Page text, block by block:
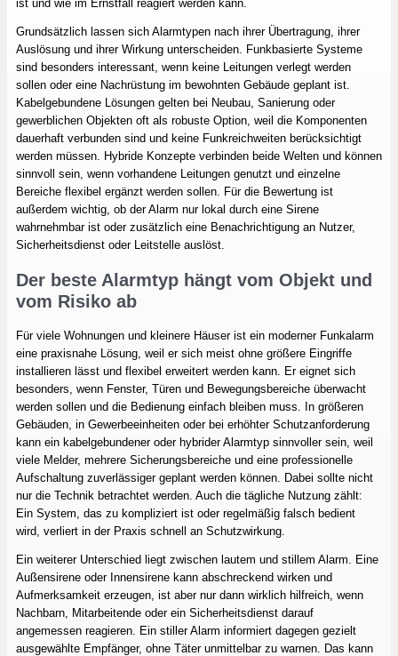
ist und wie im Ernstfall reagiert werden kann.
Grundsätzlich lassen sich Alarmtypen nach ihrer Übertragung, ihrer
Auslösung und ihrer Wirkung unterscheiden. Funkbasierte Systeme
sind besonders interessant, wenn keine Leitungen verlegt werden
sollen oder eine Nachrüstung im bewohnten Gebäude geplant ist.
Kabelgebundene Lösungen gelten bei Neubau, Sanierung oder
gewerblichen Objekten oft als robuste Option, weil die Komponenten
dauerhaft verbunden sind und keine Funkreichweiten berücksichtigt
werden müssen. Hybride Konzepte verbinden beide Welten und können
sinnvoll sein, wenn vorhandene Leitungen genutzt und einzelne
Bereiche flexibel ergänzt werden sollen. Für die Bewertung ist
außerdem wichtig, ob der Alarm nur lokal durch eine Sirene
wahrnehmbar ist oder zusätzlich eine Benachrichtigung an Nutzer,
Sicherheitsdienst oder Leitstelle auslöst.
Der beste Alarmtyp hängt vom Objekt und
vom Risiko ab
Für viele Wohnungen und kleinere Häuser ist ein moderner Funkalarm
eine praxisnahe Lösung, weil er sich meist ohne größere Eingriffe
installieren lässt und flexibel erweitert werden kann. Er eignet sich
besonders, wenn Fenster, Türen und Bewegungsbereiche überwacht
werden sollen und die Bedienung einfach bleiben muss. In größeren
Gebäuden, in Gewerbeeinheiten oder bei erhöhter Schutzanforderung
kann ein kabelgebundener oder hybrider Alarmtyp sinnvoller sein, weil
viele Melder, mehrere Sicherungsbereiche und eine professionelle
Aufschaltung zuverlässiger geplant werden können. Dabei sollte nicht
nur die Technik betrachtet werden. Auch die tägliche Nutzung zählt:
Ein System, das zu kompliziert ist oder regelmäßig falsch bedient
wird, verliert in der Praxis schnell an Schutzwirkung.
Ein weiterer Unterschied liegt zwischen lautem und stillem Alarm. Eine
Außensirene oder Innensirene kann abschreckend wirken und
Aufmerksamkeit erzeugen, ist aber nur dann wirklich hilfreich, wenn
Nachbarn, Mitarbeitende oder ein Sicherheitsdienst darauf
angemessen reagieren. Ein stiller Alarm informiert dagegen gezielt
ausgewählte Empfänger, ohne Täter unmittelbar zu warnen. Das kann